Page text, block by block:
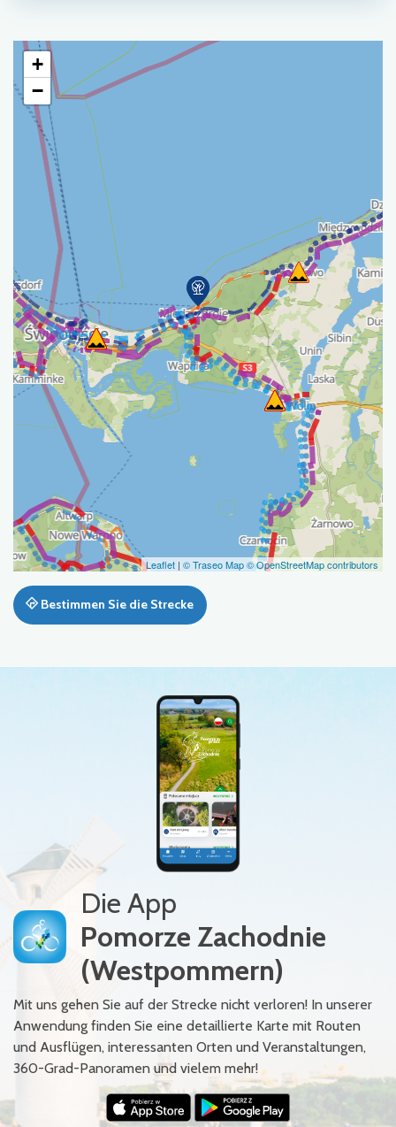
+
−
Leaflet | © Traseo Map© OpenStreetMap contributors
Bestimmen Sie die Strecke
Die App
Pomorze Zachodnie
(Westpommern)
Mit uns gehen Sie auf der Strecke nicht verloren! In unserer
Anwendung finden Sie eine detaillierte Karte mit Routen
und Ausflügen, interessanten Orten und Veranstaltungen,
360-Grad-Panoramen und vielem mehr!